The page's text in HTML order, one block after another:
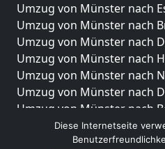
Umzug von Münster nach
Umzug von Münster nach
Umzug von Münster nach
Umzug von Münster nach
Umzug von Münster nach
Umzug von Münster nach
Umzug von Münster nach
Umzug von Münster nach
Umzug von Münster nach
Diese Internetseite